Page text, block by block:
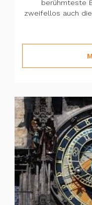
berühmteste
zweifellos auch